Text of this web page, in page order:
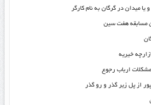
یا میدان در گرگان به نام کارگر
مسابقه هفت سین
خیریه
ارباب رجوع
از پل زیر گذر و رو گذر